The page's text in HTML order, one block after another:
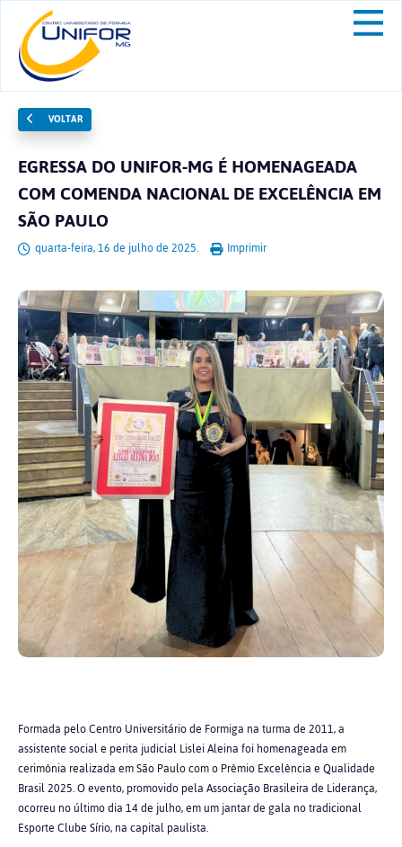
VOLTAR
EGRESSA DO UNIFOR-MG É HOMENAGEADA
COM COMENDA NACIONAL DE EXCELÊNCIA EM
SÃO PAULO
quarta-feira, 16 de julho de 2025. Imprimir
Formada pelo Centro Universitário de Formiga na turma de 2011, a
assistente social e perita judicial Lislei Aleina foi homenageada em
cerimônia realizada em São Paulo com o Prêmio Excelência e Qualidade
Brasil 2025. O evento, promovido pela Associação Brasileira de Liderança,
ocorreu no último dia 14 de julho, em um jantar de gala no tradicional
Esporte Clube Sírio, na capital paulista.